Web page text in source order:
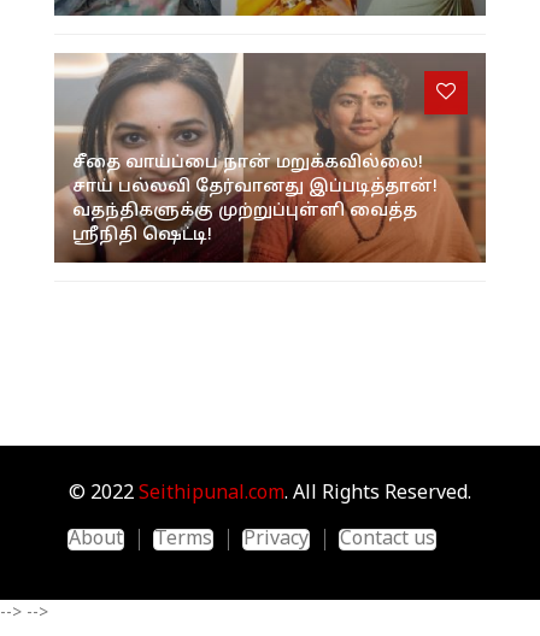
சீதை வாய்ப்பை நான் மறுக்கவில்லை!
சாய் பல்லவி தேர்வானது இப்படித்தான்!
வதந்திகளுக்கு முற்றுப்புள்ளி வைத்த
ஸ்ரீநிதி ஷெட்டி!
© 2022 Seithipunal.com. All Rights Reserved.
About
Terms Privacy Contact us
--> -->